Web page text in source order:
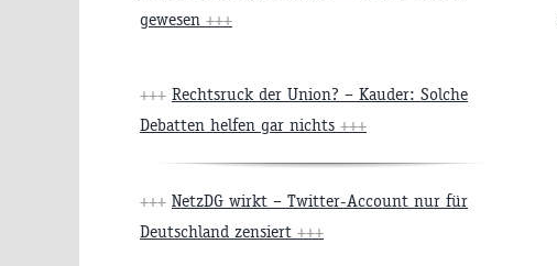
gewesen +++
+++ Rechtsruck der Union? – Kauder: Solche
Debatten helfen gar nichts +++
+++ NetzDG wirkt – Twitter-Account nur für
Deutschland zensiert +++